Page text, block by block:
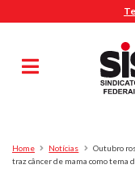
Pesquisa
Home Notícias
Outubro
traz câncer de mama como tema
MENU
Sindicalize-se
Jurídico